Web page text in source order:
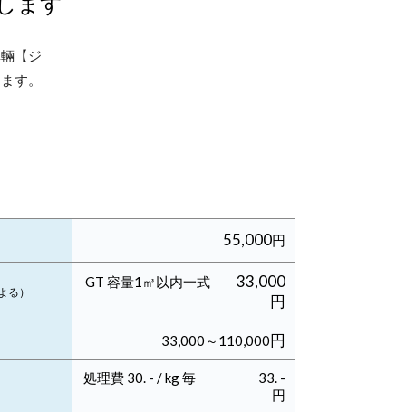
【ジ
す。
55,000円
る ）
GT 容量1㎥以内一式 33,000
円
33,000～110,000円
処理費 30. - / kg 毎 33. -
円